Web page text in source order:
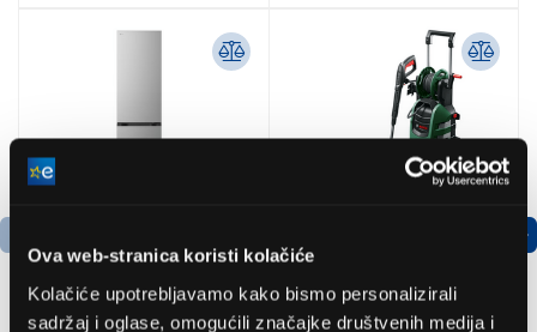
Ova web-stranica koristi kolačiće
Kolačiće upotrebljavamo kako bismo personalizirali
sadržaj i oglase, omogućili značajke društvenih medija i